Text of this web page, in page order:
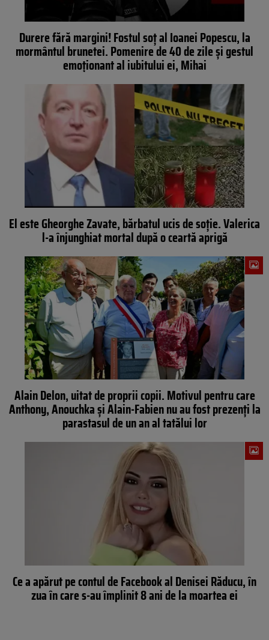
Durere fără margini! Fostul soț al Ioanei Popescu, la
mormântul brunetei. Pomenire de 40 de zile și gestul
emoționant al iubitului ei, Mihai
El este Gheorghe Zavate, bărbatul ucis de soție. Valerica
l-a înjunghiat mortal după o ceartă aprigă
Alain Delon, uitat de proprii copii. Motivul pentru care
Anthony, Anouchka și Alain-Fabien nu au fost prezenți la
parastasul de un an al tatălui lor
Ce a apărut pe contul de Facebook al Denisei Răducu, în
zua în care s-au împlinit 8 ani de la moartea ei